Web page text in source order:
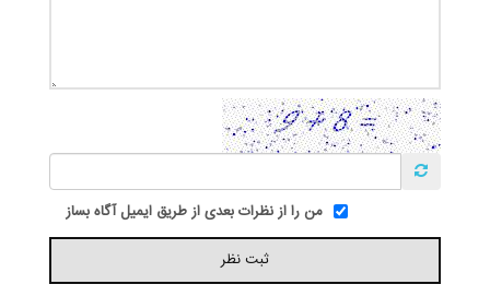
من را از نظرات بعدی از طریق ایمیل آگاه بساز